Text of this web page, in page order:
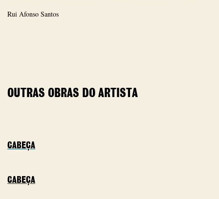
Rui Afonso Santos
OUTRAS OBRAS DO ARTISTA
CABEÇA
CABEÇA